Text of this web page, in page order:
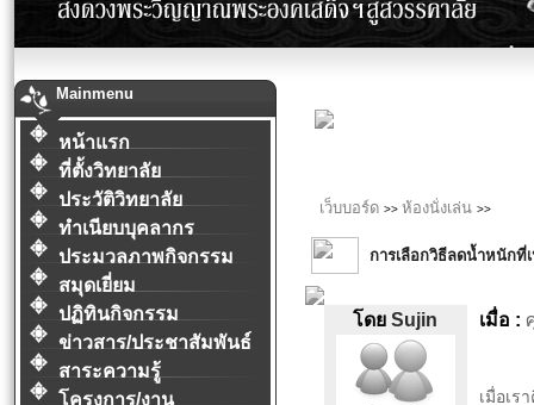
Mainmenu
หน้าแรก
ที่ตั้งวิทยาลัย
ประวัติวิทยาลัย
ทำเนียบบุคลากร
ประมวลภาพกิจกรรม
สมุดเยี่ยม
ปฏิทินกิจกรรม
ข่าวสาร/ประชาสัมพันธ์
สาระความรู้
โครงการ/งาน
เว็บบอร์ด >> ห้องนั่งเล่น >>
การเลือกวิธีลดน้ำหนัก
โดย Sujin เมื่อ :
เมื่อเร